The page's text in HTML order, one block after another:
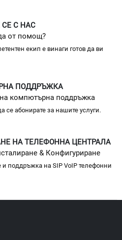
С НАС
от помощ?
екип е винаги готов да ви
ПОДДРЪЖКА
компютърна поддръжка
се абонирате за нашите услуги.
НА ТЕЛЕФОННА ЦЕНТРАЛА
& Конфигуриране
и поддръжка на SIP VoIP телефонни